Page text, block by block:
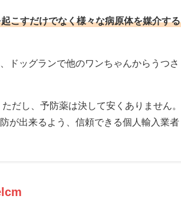
こすだけでなく様々な病原体を媒介する
ドッグランで他のワンちゃんからうつさ
だし、予防薬は決して安くありません。
が出来るよう、信頼できる個人輸入業者